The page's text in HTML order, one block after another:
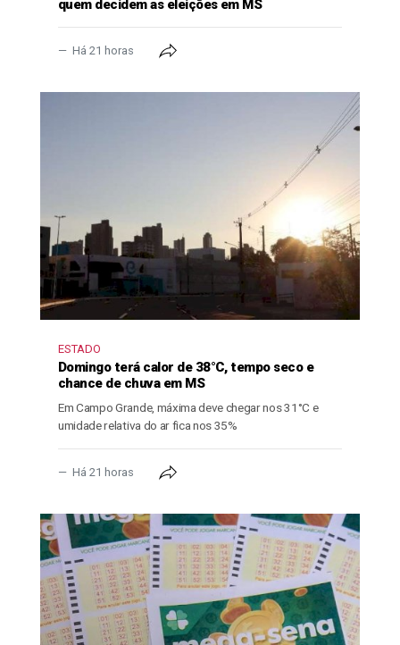
quem decidem as eleições em MS
Há 21 horas
ESTADO
Domingo terá calor de 38°C, tempo seco e
chance de chuva em MS
Em Campo Grande, máxima deve chegar nos 31°C e
umidade relativa do ar fica nos 35%
Há 21 horas